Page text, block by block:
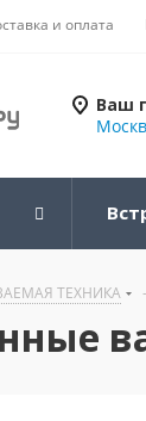
и оплата
Ваш
ТЕХНИКА -